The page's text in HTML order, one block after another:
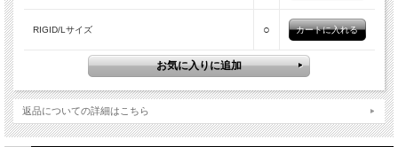
RIGID/Lサイズ ○
返品についての詳細はこちら